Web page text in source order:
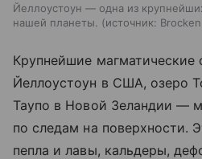
Йеллоустоун — одна из
нашей планеты.
источник:
Крупнейшие
Йеллоустоун в США, озеро
Таупо в Новой Зеландии —
по следам на поверхности.
пепла и лавы, кальдеры,